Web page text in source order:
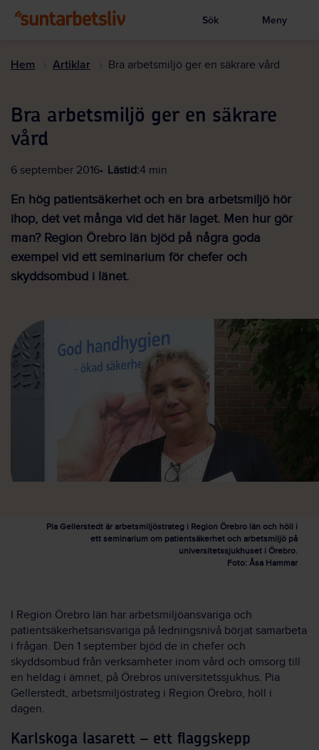
till
Visa sökruta
Sök Meny
Hem Artiklar Bra arbetsmiljö ger en säkrare vård
Bra arbetsmiljö ger en säkrare
vård
6 september 2016 Lästid:4 min
En hög patientsäkerhet och en bra arbetsmiljö hör
ihop, det vet många vid det här laget. Men hur gör
man? Region Örebro län bjöd på några goda
exempel vid ett seminarium för chefer och
skyddsombud i länet.
Pia Gellerstedt är arbetsmiljöstrateg i Region Örebro län och höll i
ett seminarium om patientsäkerhet och arbetsmiljö på
universitetssjukhuset i Örebro.
Foto: Åsa Hammar
I Region Örebro län har arbetsmiljöansvariga och
patientsäkerhetsansvariga på ledningsnivå börjat samarbeta
i frågan. Den 1 september bjöd de in chefer och
skyddsombud från verksamheter inom vård och omsorg till
en heldag i ämnet, på Örebros universitetssjukhus. Pia
Gellerstedt, arbetsmiljöstrateg i Region Örebro, höll i
dagen.
Karlskoga lasarett – ett flaggskepp